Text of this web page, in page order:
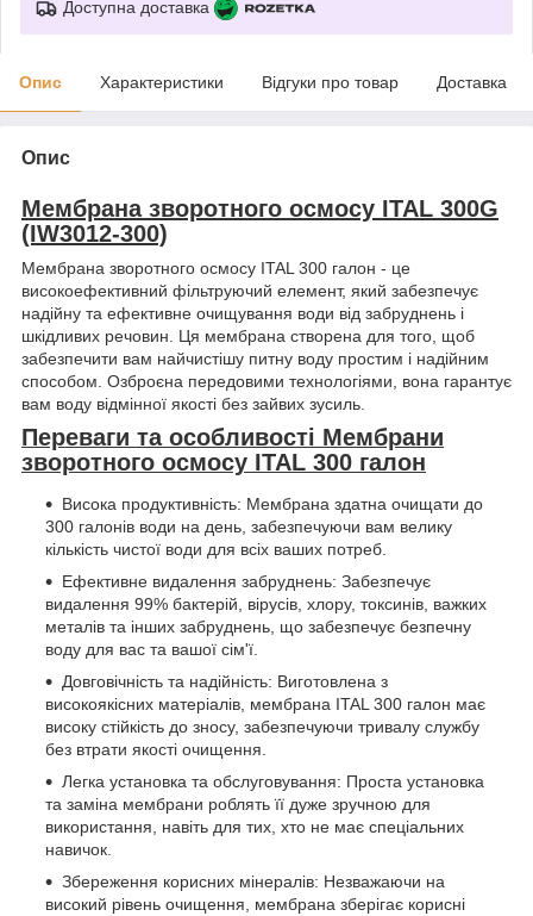
Доступна доставка
Опис Характеристики Відгуки про товар Доставка
Опис
Мембрана зворотного осмосу ITAL 300G
(IW3012-300)
Мембрана зворотного осмосу ITAL 300 галон - це
високоефективний фільтруючий елемент, який забезпечує
надійну та ефективне очищування води від забруднень і
шкідливих речовин. Ця мембрана створена для того, щоб
забезпечити вам найчистішу питну воду простим і надійним
способом. Озброєна передовими технологіями, вона гарантує
вам воду відмінної якості без зайвих зусиль.
Переваги та особливості Мембрани
зворотного осмосу ITAL 300 галон
Висока продуктивність: Мембрана здатна очищати до
300 галонів води на день, забезпечуючи вам велику
кількість чистої води для всіх ваших потреб.
Ефективне видалення забруднень: Забезпечує
видалення 99% бактерій, вірусів, хлору, токсинів, важких
металів та інших забруднень, що забезпечує безпечну
воду для вас та вашої сім'ї.
Довговічність та надійність: Виготовлена з
високоякісних матеріалів, мембрана ITAL 300 галон має
високу стійкість до зносу, забезпечуючи тривалу службу
без втрати якості очищення.
Легка установка та обслуговування: Проста установка
та заміна мембрани роблять її дуже зручною для
використання, навіть для тих, хто не має спеціальних
навичок.
Збереження корисних мінералів: Незважаючи на
високий рівень очищення, мембрана зберігає корисні